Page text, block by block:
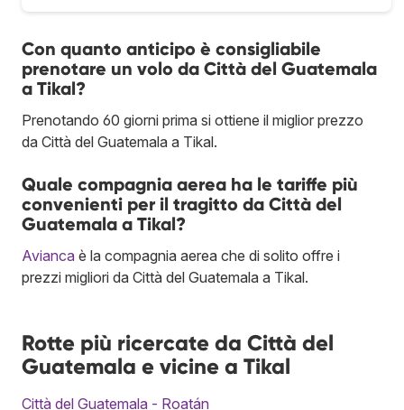
Con quanto anticipo è consigliabile
prenotare un volo da Città del Guatemala
a Tikal?
Prenotando 60 giorni prima si ottiene il miglior prezzo
da Città del Guatemala a Tikal.
Quale compagnia aerea ha le tariffe più
convenienti per il tragitto da Città del
Guatemala a Tikal?
Avianca è la compagnia aerea che di solito offre i
prezzi migliori da Città del Guatemala a Tikal.
Rotte più ricercate da Città del
Guatemala e vicine a Tikal
Città del Guatemala - Roatán